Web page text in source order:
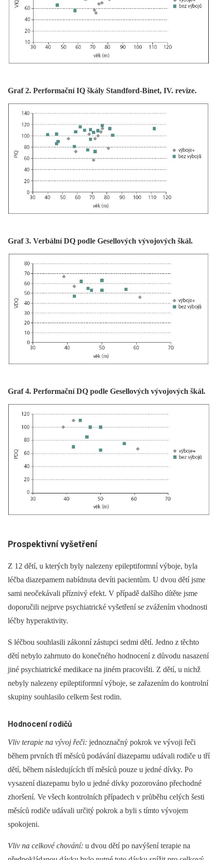
Graf 2. Performační IQ škály Standford-Binet, IV. revize.
Graf 3. Verbální DQ podle Gesellových vývojových škál.
Graf 4. Performační DQ podle Gesellových vývojových škál.
Prospektivní vyšetření
Z 12 dětí, u kterých byly nalezeny epileptiformní výboje, byla
léčba diazepamem nabídnuta devíti pacientům. U dvou dětí jsme
sami neočekávali příznivý efekt. V případě dalšího dítěte jsme
doporučili nejprve psychiatrické vyšetření se zvážením vhodnosti
léčby hyperaktivity.
S léčbou souhlasili zákonní zástupci sedmi dětí. Jedno z těchto
dětí nebylo zahrnuto do konečného hodnocení z důvodu nasazení
jiné psychiatrické medikace na jiném pracovišti. Z dětí, u nichž
nebyly nalezeny epileptiformní výboje, se zařazením do kontrolní
skupiny souhlasilo celkem šest rodin.
Hodnocení rodičů
Vliv terapie na vývoj řeči: jednoznačný pokrok ve vývoji řeči
během prvních tří měsíců podávání diazepamu udávali rodiče u tří
dětí, během následujících tří měsíců pouze u jedné dívky. Po
vysazení diazepamu bylo u jedné dívky pozorováno přechodné
zhoršení. Ve všech kontrolních případech v průběhu celých šesti
měsíců rodiče udávali určitý pokrok a byli s tímto vývojem
spokojeni.
Vliv na celkové chování: u dvou dětí po navýšení terapie na